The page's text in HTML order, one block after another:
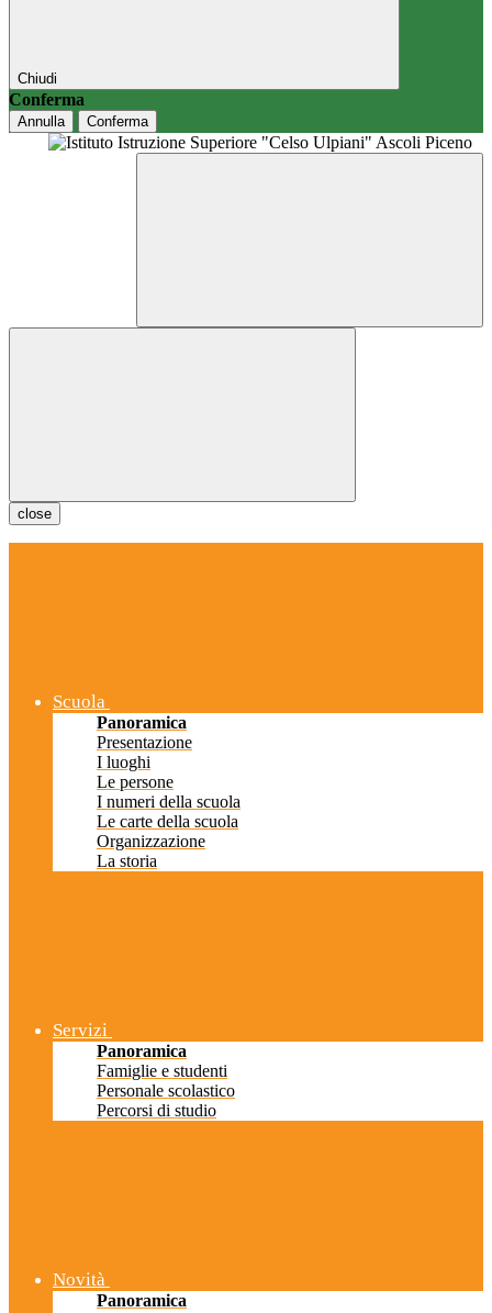
Chiudi
Conferma
Annulla Conferma
close
Scuola
Panoramica
Presentazione
I luoghi
Le persone
I numeri della scuola
Le carte della scuola
Organizzazione
La storia
Servizi
Panoramica
Famiglie e studenti
Personale scolastico
Percorsi di studio
Novità
Panoramica